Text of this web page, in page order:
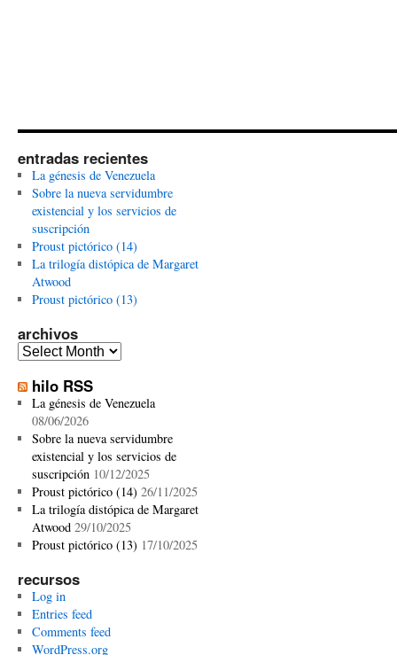
entradas recientes
La génesis de Venezuela
Sobre la nueva servidumbre
existencial y los servicios de
suscripción
Proust pictórico (14)
La trilogía distópica de Margaret
Atwood
Proust pictórico (13)
archivos
archivos
hilo RSS
La génesis de Venezuela
08/06/2026
Sobre la nueva servidumbre
existencial y los servicios de
suscripción 10/12/2025
Proust pictórico (14) 26/11/2025
La trilogía distópica de Margaret
Atwood 29/10/2025
Proust pictórico (13) 17/10/2025
recursos
Log in
Entries feed
Comments feed
WordPress.org